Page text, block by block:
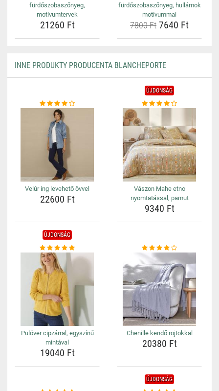
fürdőszobaszőnyeg,
motívumtervek
21260 Ft
fürdőszobaszőnyeg, hullámok
motívummal
7800 Ft 7640 Ft
INNE PRODUKTY PRODUCENTA BLANCHEPORTE
Velúr ing levehető övvel
22600 Ft
ÚJDONSÁG
Vászon Mahe etno
nyomtatással, pamut
9340 Ft
ÚJDONSÁG
Pulóver cipzárral, egyszínű
mintával
19040 Ft
Chenille kendő rojtokkal
20380 Ft
ÚJDONSÁG